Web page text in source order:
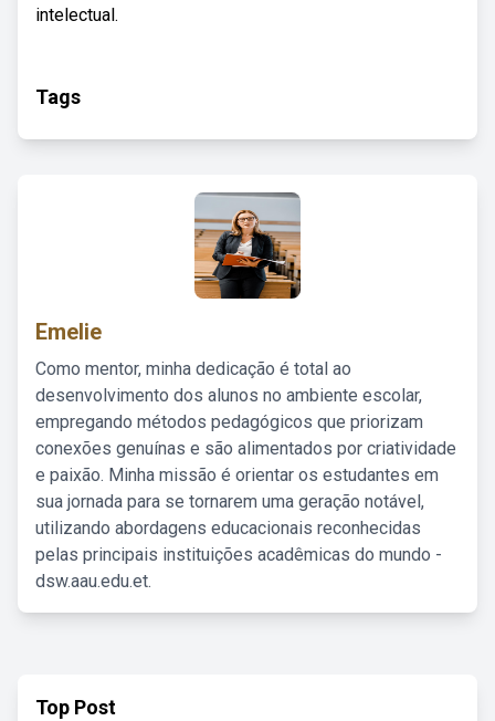
intelectual.
Tags
Emelie
Como mentor, minha dedicação é total ao
desenvolvimento dos alunos no ambiente escolar,
empregando métodos pedagógicos que priorizam
conexões genuínas e são alimentados por criatividade
e paixão. Minha missão é orientar os estudantes em
sua jornada para se tornarem uma geração notável,
utilizando abordagens educacionais reconhecidas
pelas principais instituições acadêmicas do mundo -
dsw.aau.edu.et.
Top Post